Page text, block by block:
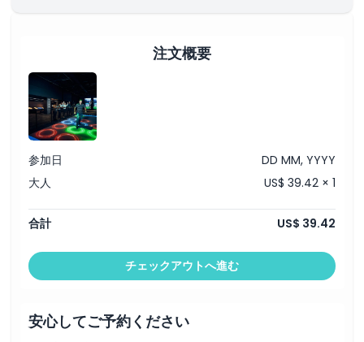
注意事項
場所
引換方法
服装規定
キャンセルポリシー
注文概要
参加日
DD MM, YYYY
大人
US$ 39.42 × 1
合計 US$ 39.42
チェックアウトへ進む
安心してご予約ください